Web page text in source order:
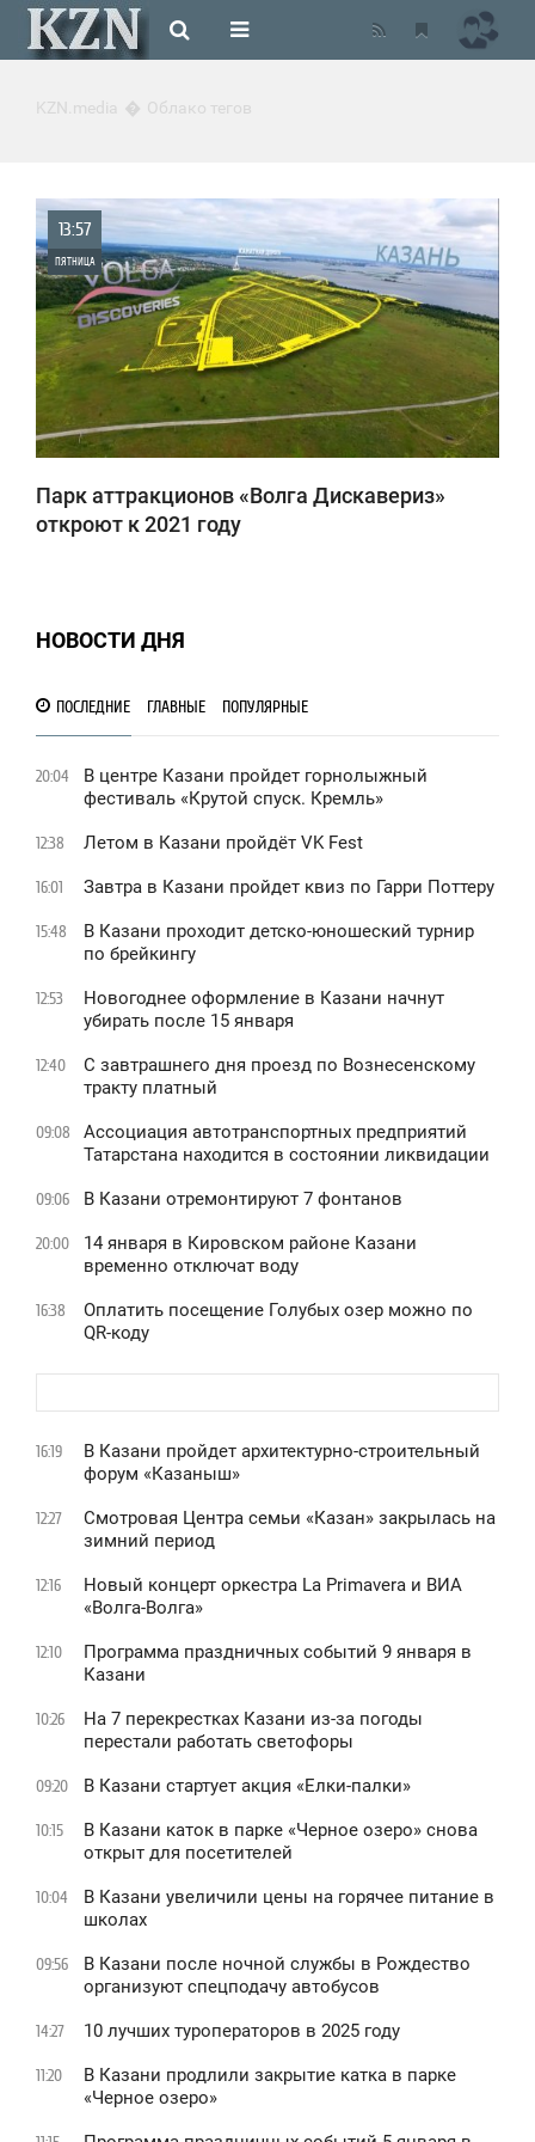
KZN.media Облако тегов
13:57
ПЯТНИЦА
0
2 597
Парк аттракционов «Волга Дискавериз»
откроют к 2021 году
НОВОСТИ ДНЯ
ПОСЛЕДНИЕ ГЛАВНЫЕ ПОПУЛЯРНЫЕ
20:04
В центре Казани пройдет горнолыжный
фестиваль «Крутой спуск. Кремль»
12:38 Летом в Казани пройдёт VK Fest
16:01 Завтра в Казани пройдет квиз по Гарри Поттеру
15:48
В Казани проходит детско-юношеский турнир
по брейкингу
12:53
Новогоднее оформление в Казани начнут
убирать после 15 января
12:40
С завтрашнего дня проезд по Вознесенскому
тракту платный
09:08
Ассоциация автотранспортных предприятий
Татарстана находится в состоянии ликвидации
09:06 В Казани отремонтируют 7 фонтанов
20:00
14 января в Кировском районе Казани
временно отключат воду
16:38
Оплатить посещение Голубых озер можно по
QR-коду
16:19
В Казани пройдет архитектурно-строительный
форум «Казаныш»
12:27
Смотровая Центра семьи «Казан» закрылась на
зимний период
12:16
Новый концерт оркестра La Primavera и ВИА
«Волга-Волга»
12:10
Программа праздничных событий 9 января в
Казани
10:26
На 7 перекрестках Казани из-за погоды
перестали работать светофоры
09:20 В Казани стартует акция «Елки-палки»
10:15
В Казани каток в парке «Черное озеро» снова
открыт для посетителей
10:04
В Казани увеличили цены на горячее питание в
школах
09:56
В Казани после ночной службы в Рождество
организуют спецподачу автобусов
14:27 10 лучших туроператоров в 2025 году
11:20
В Казани продлили закрытие катка в парке
«Черное озеро»